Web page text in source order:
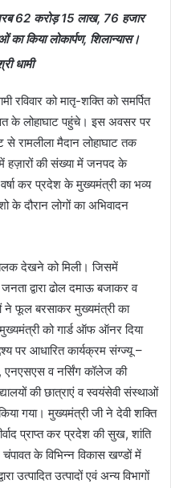
62 करोड़ 15 लाख, 76 हजार
किया लोकार्पण, शिलान्यास।
धामी
रविवार को मातृ-शक्ति को समर्पित
के लोहाघाट पहुंचे। इस अवसर पर
रामलीला मैदान लोहाघाट तक
में हज़ारों की संख्या में जनपद के
कर प्रदेश के मुख्यमंत्री का भव्य
के दौरान लोगों का अभिवादन
देखने को मिली। जिसमें
द्वारा ढोल दमाऊ बजाकर व
ने फूल बरसाकर मुख्यमंत्री का
मुख्यमंत्री को गार्ड ऑफ ऑनर दिया
पर आधारित कार्यक्रम संग्ज्यू –
एनएसएस व नर्सिंग कॉलेज की
की छात्राएं व स्वयंसेवी संस्थाओं
गया। मुख्यमंत्री जी ने देवी शक्ति
प्राप्त कर प्रदेश की सुख, शांति
के विभिन्न विकास खण्डों में
उत्पादित उत्पादों एवं अन्य विभागों